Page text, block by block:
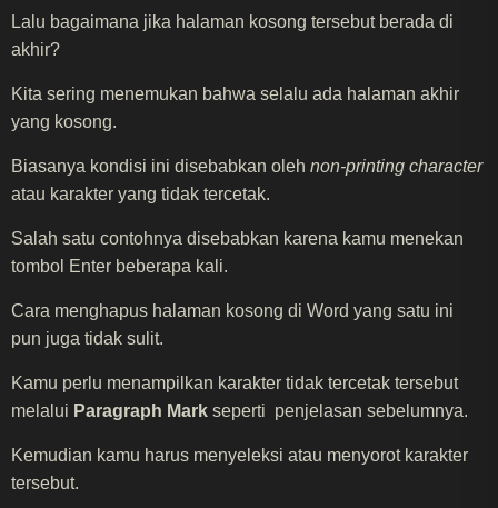
Lalu bagaimana jika halaman kosong tersebut berada di
akhir?
Kita sering menemukan bahwa selalu ada halaman akhir
yang kosong.
Biasanya kondisi ini disebabkan oleh non-printing character
atau karakter yang tidak tercetak.
Salah satu contohnya disebabkan karena kamu menekan
tombol Enter beberapa kali.
Cara menghapus halaman kosong di Word yang satu ini
pun juga tidak sulit.
Kamu perlu menampilkan karakter tidak tercetak tersebut
melalui Paragraph Mark seperti penjelasan sebelumnya.
Kemudian kamu harus menyeleksi atau menyorot karakter
tersebut.